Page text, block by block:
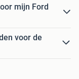
mijn Ford
voor de